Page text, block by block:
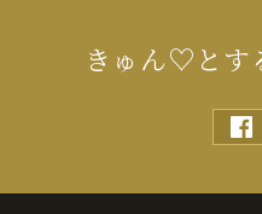
きゅん♡とす